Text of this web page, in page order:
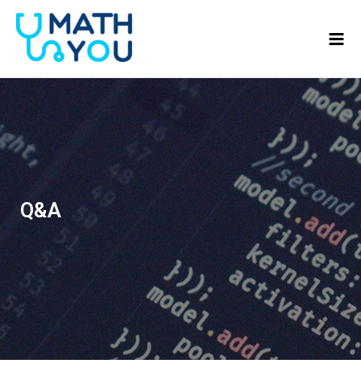
건너뛰기
Q&A